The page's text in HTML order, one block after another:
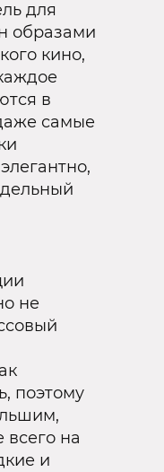
для
образами
кино,
в
самые
не
поэтому
на
и